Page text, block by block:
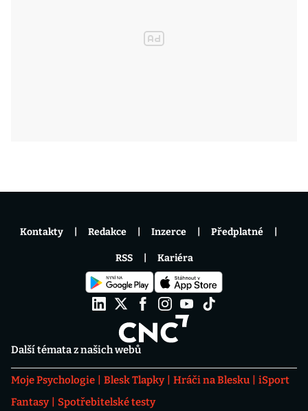
Další témata z našich webů
Moje Psychologie Blesk Tlapky Hráči na Blesku
iSport
Fantasy
Spotřebitelské testy
Kontakty Redakce Inzerce Předplatné
RSS Kariéra